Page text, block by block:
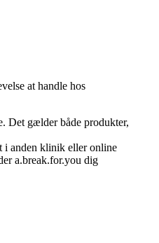
at handle hos
Det gælder både produkter,
i anden klinik eller online
a.break.for.you dig